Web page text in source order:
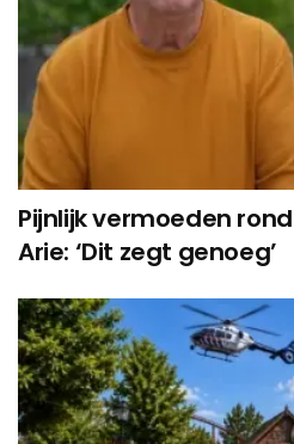
Pijnlijk vermoeden
Arie: ‘Dit zegt genoeg’